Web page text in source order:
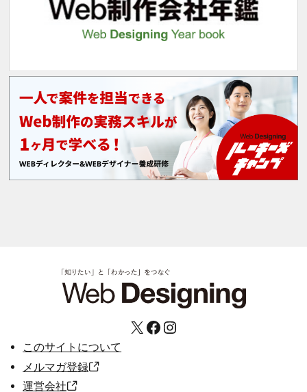
X Facebook Instagram
このサイトについて
メルマガ登録
運営会社